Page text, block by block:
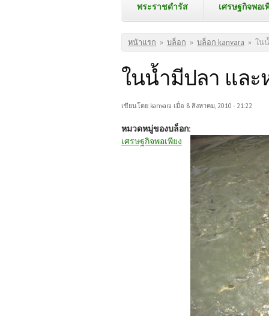
พระราชดำรัส เศรษฐกิจพอเ
คุณอยู่ที่นี่
หน้าแรก » บล็อก » บล็อก kanvara » ใน
ในน้ำมีปลา และ
เขียนโดย kanvara เมื่อ 8 สิงหาคม, 2010 - 21:22
หมวดหมู่ของบล็อก:
เศรษฐกิจพอเพียง